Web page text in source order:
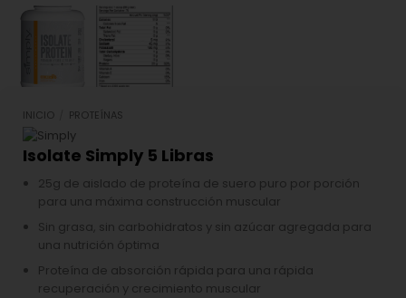
INICIO PROTEÍNAS
Isolate Simply 5 Libras
25g de aislado de proteína de suero puro por porción
para una máxima construcción muscular
Sin grasa, sin carbohidratos y sin azúcar agregada para
una nutrición óptima
Proteína de absorción rápida para una rápida
recuperación y crecimiento muscular